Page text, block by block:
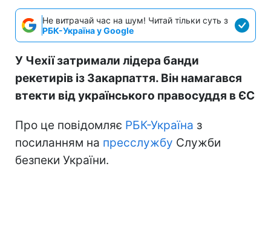
Не витрачай час на шум! Читай тільки суть з
РБК-Україна у Google
У Чехії затримали лідера банди
рекетирів із Закарпаття. Він намагався
втекти від українського правосуддя в ЄС
Про це повідомляє РБК-Україна з
посиланням на пресслужбу Служби
безпеки України.